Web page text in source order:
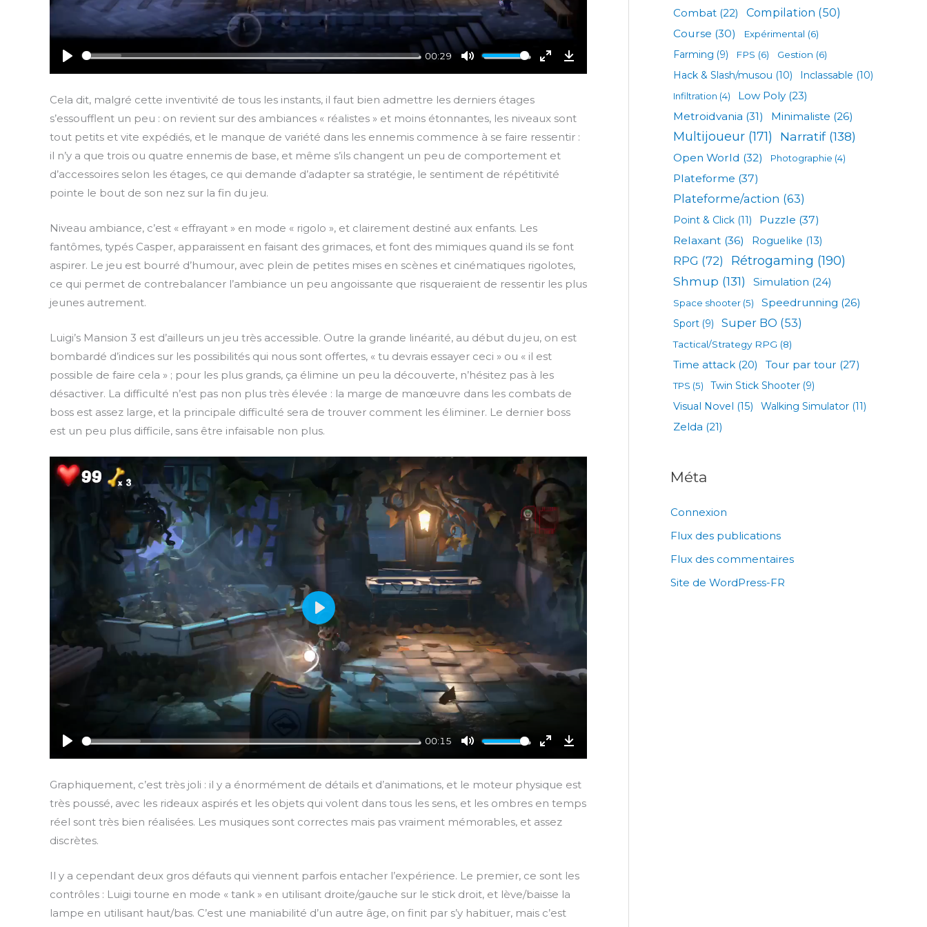
P
a
y
00:29
M
t
e
E
e
r
f
u
c
r
e
D
n
l
Cela dit, malgré cette inventivité de tous les instants, il faut bien admettre les derniers étages
s’essoufflent un peu : on revient sur des ambiances « réalistes » et moins étonnantes, les niveaux sont
tout petits et vite expédiés, et le manque de variété dans les ennemis commence à se faire ressentir :
il n’y a que trois ou quatre ennemis de base, et même s’ils changent un peu de comportement et
d’accessoires selon les étages, ce qui demande d’adapter sa stratégie, le sentiment de répétitivité
pointe le bout de son nez sur la fin du jeu.
Niveau ambiance, c’est « effrayant » en mode « rigolo », et clairement destiné aux enfants. Les
fantômes, typés Casper, apparaissent en faisant des grimaces, et font des mimiques quand ils se font
aspirer. Le jeu est bourré d’humour, avec plein de petites mises en scènes et cinématiques rigolotes,
ce qui permet de contrebalancer l’ambiance un peu angoissante que risqueraient de ressentir les plus
jeunes autrement.
Luigi’s Mansion 3 est d’ailleurs un jeu très accessible. Outre la grande linéarité, au début du jeu, on est
bombardé d’indices sur les possibilités qui nous sont offertes, « tu devrais essayer ceci » ou « il est
possible de faire cela » ; pour les plus grands, ça élimine un peu la découverte, n’hésitez pas à les
désactiver. La difficulté n’est pas non plus très élevée : la marge de manœuvre dans les combats de
boss est assez large, et la principale difficulté sera de trouver comment les éliminer. Le dernier boss
est un peu plus difficile, sans être infaisable non plus.
P
a
y
00:15
M
t
e
E
t
e
r
l
l
s
D
w
n
d
P
l
a
y
Graphiquement, c’est très joli : il y a énormément de détails et d’animations, et le moteur physique est
très poussé, avec les rideaux aspirés et les objets qui volent dans tous les sens, et les ombres en temps
réel sont très bien réalisées. Les musiques sont correctes mais pas vraiment mémorables, et assez
discrètes.
Il y a cependant deux gros défauts qui viennent parfois entacher l’expérience. Le premier, ce sont les
contrôles : Luigi tourne en mode « tank » en utilisant droite/gauche sur le stick droit, et lève/baisse la
lampe en utilisant haut/bas. C’est une maniabilité d’un autre âge, on finit par s’y habituer, mais c’est
Combat(22) Compilation (50)
Course (30) Expérimental (6)
Farming (9) FPS (6) Gestion (6)
Hack & Slash/musou (10) Inclassable (10)
Infiltration (4) Low Poly (23)
Metroidvania (31) Minimaliste (26)
Multijoueur(171) Narratif(138)
Open World (32) Photographie (4)
Plateforme (37)
Plateforme/action (63)
Point & Click(11) Puzzle (37)
Relaxant (36) Roguelike (13)
RPG (72) Rétrogaming (190)
Shmup (131) Simulation (24)
Space shooter(5) Speedrunning (26)
Sport(9) Super BO (53)
Tactical/Strategy RPG (8)
Time attack(20) Tour par tour (27)
TPS (5) Twin Stick Shooter (9)
Visual Novel (15) Walking Simulator (11)
Zelda (21)
Méta
Connexion
Flux des publications
Flux des commentaires
Site de WordPress-FR